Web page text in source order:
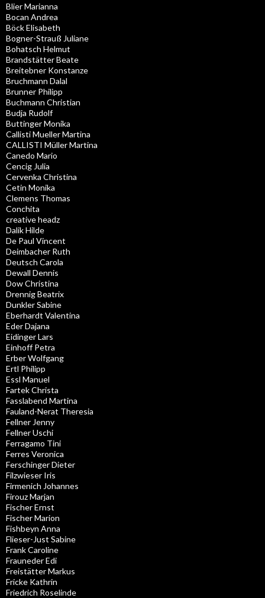
Blier Marianna
Bocan Andrea
Böck Elisabeth
Bogner-Strauß Juliane
Bohatsch Helmut
Brandstätter Beate
Breitebner Konstanze
Bruchmann Dalal
Brunner Philipp
Buchmann Christian
Budja Rudolf
Buttinger Monika
Callisti Mueller Martina
CALLISTI Müller Martina
Canedo Mario
Cencig Julia
Cervenka Christina
Cetin Monika
Clemens Thomas
Conchita
creative headz
Dalik Hilde
De Paul Vincent
Deimbacher Ruth
Deutsch Carola
Dewall Dennis
Dow Christina
Drennig Beatrix
Dunkler Sabine
Eberhardt Valentina
Eder Dajana
Eidinger Lars
Einhoff Petra
Erber Wolfgang
Ertl Philipp
Essl Manuel
Fartek Christa
Fasslabend Martina
Fauland-Nerat Theresia
Fellner Jenny
Fellner Uschi
Ferragamo Tini
Ferres Veronica
Ferschinger Dieter
Filzwieser Iris
Firmenich Johannes
Firouz Marjan
Fischer Ernst
Fischer Marion
Fishbeyn Anna
Flieser-Just Sabine
Frank Caroline
Frauneder Edi
Freistätter Markus
Fricke Kathrin
Friedrich Roselinde